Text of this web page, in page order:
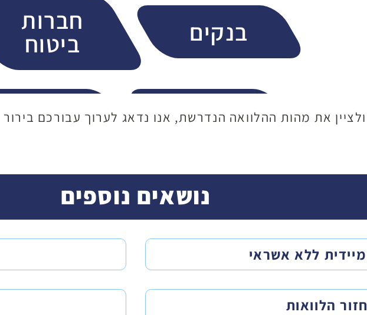
בנקים חברות
ביטוח
חברות הלוואה
הלוואה
בצ'קים
קרנות
פרטיות
את מהות ההלוואה הנדרשת, אנו נדאג לערוך עבורכם
נושאים נוספים
ללא אשראי
הלוואות